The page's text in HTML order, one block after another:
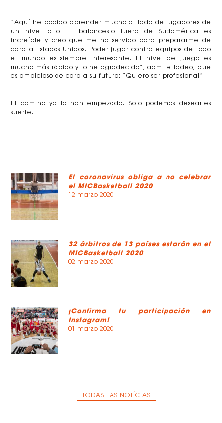
“Aquí he podido aprender mucho al lado de jugadores de
un nivel alto. El baloncesto fuera de Sudamérica es
increíble y creo que me ha servido para prepararme de
cara a Estados Unidos. Poder jugar contra equipos de todo
el mundo es siempre interesante. El nivel de juego es
mucho más rápido y lo he agradecido”, admite Tadeo, que
es ambicioso de cara a su futuro: “Quiero ser profesional”.
El camino ya lo han empezado. Solo podemos desearles
suerte.
El coronavirus obliga a no celebrar
el MICBasketball 2020
12 marzo 2020
32 árbitros de 13 países estarán en el
MICBasketball 2020
02 marzo 2020
¡Confirma tu participación en
Instagram!
01 marzo 2020
TODAS LAS NOTÍCIAS